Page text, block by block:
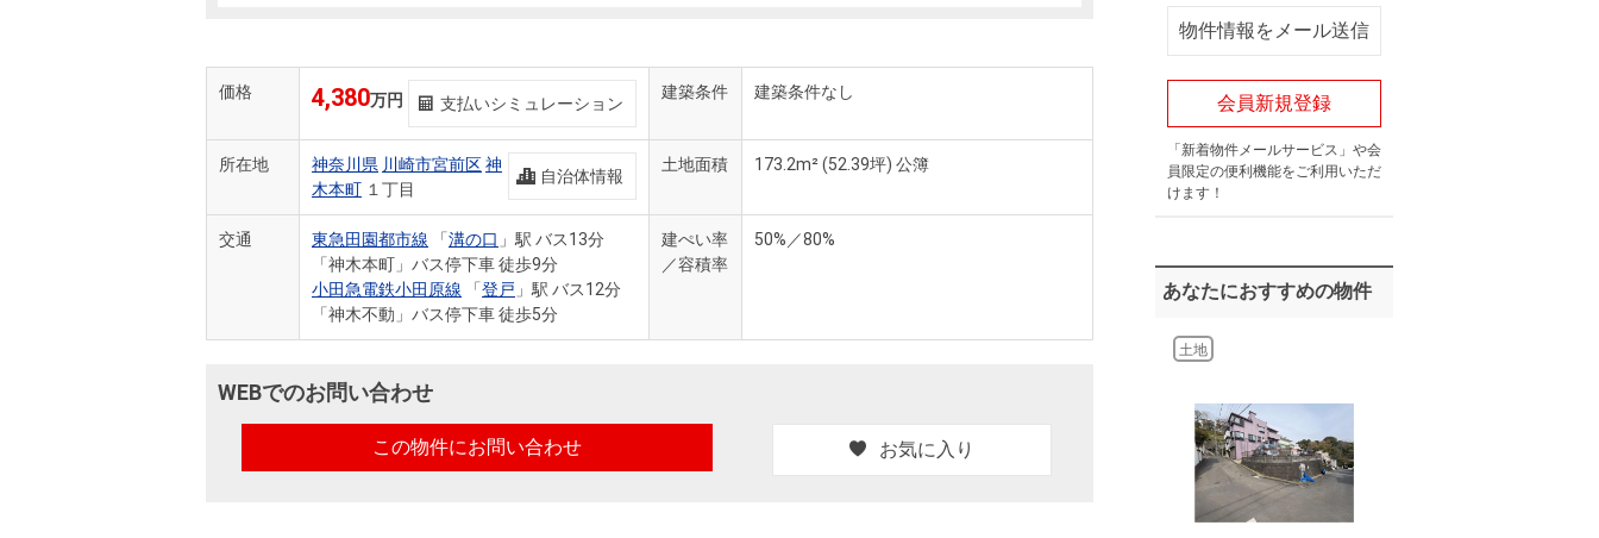
価格 4,380万円 支払いシミュレーション
建築条件 建築条件なし
所在地
自治体情報
神奈川県 川崎市宮前区神
木本町 １丁目
土地面積 173.2m²(52.39坪) 公簿
交通 東急田園都市線 「溝の口 」駅 バス13分
「神木本町」バス停下車 徒歩9分
小田急電鉄小田原線 「登戸 」駅 バス12分
「神木不動」バス停下車 徒歩5分
建ぺい率
／容積率
50%／80%
WEBでのお問い合わせ
この物件にお問い合わせ お気に入り
物件情報をメール送信
会員新規登録
「新着物件メールサービス」や会
員限定の便利機能をご利用いただ
けます！
あなたにおすすめの物件
土地